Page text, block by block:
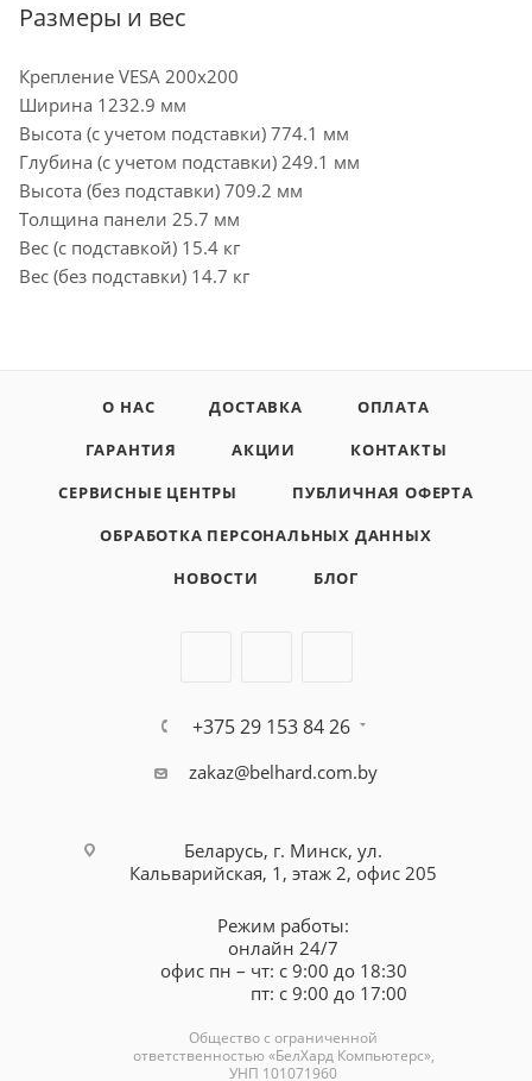
Размеры и вес
Крепление VESA 200x200
Ширина 1232.9 мм
Высота (с учетом подставки) 774.1 мм
Глубина (с учетом подставки) 249.1 мм
Высота (без подставки) 709.2 мм
Толщина панели 25.7 мм
Вес (с подставкой) 15.4 кг
Вес (без подставки) 14.7 кг
О НАС ДОСТАВКА
ОПЛАТА
ГАРАНТИЯ
АКЦИИ
КОНТАКТЫ
СЕРВИСНЫЕ ЦЕНТРЫ
ПУБЛИЧНАЯ ОФЕРТА
ОБРАБОТКА ПЕРСОНАЛЬНЫХ ДАННЫХ
НОВОСТИ
БЛОГ
+375 29 153 84 26
zakaz@belhard.com.by
Беларусь, г. Минск, ул.
Кальварийская, 1, этаж 2, офис 205
Режим работы:
онлайн 24/7
офис пн – чт: с 9:00 до 18:30
пт: с 9:00 до 17:00
Общество с ограниченной
ответственностью «БелХард Компьютерс»,
УНП 101071960